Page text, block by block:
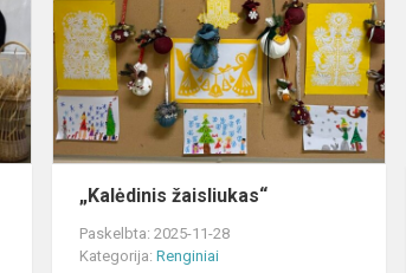
amatų
centre
„Kalėdinis žaisliukas“
Paskelbta: 2025-11-28
Kategorija:Renginiai